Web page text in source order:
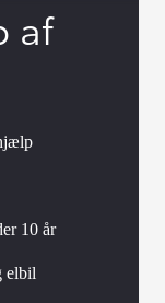
af
10 år
elbil